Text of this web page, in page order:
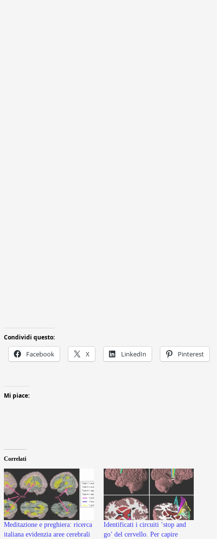
Condividi questo:
Facebook X LinkedIn Pinterest
Mi piace:
Correlati
Meditazione e preghiera: ricerca
italiana evidenzia aree cerebrali
Identificati i circuiti ‘stop and
go’ del cervello. Per capire